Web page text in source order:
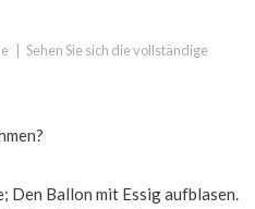
Sehen Sie sich die vollständige
Den Ballon mit Essig aufblasen.